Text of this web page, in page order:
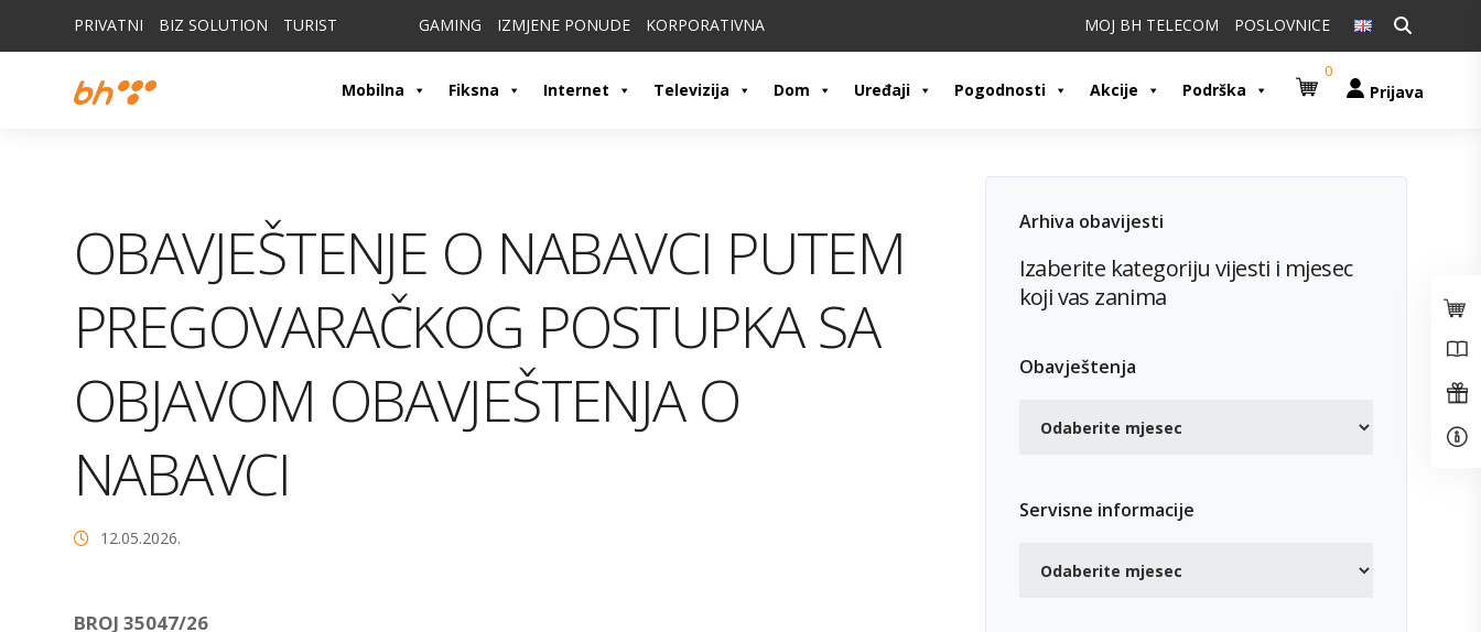
PRIVATNI BIZ SOLUTION TURIST GAMING IZMJENE PONUDE KORPORATIVNA Pretraži:
MOJ BH TELECOM POSLOVNICE
Mobilna Fiksna Internet Televizija Dom Uređaji Pogodnosti Akcije Podrška
0
Prijava
OBAVJEŠTENJE O NABAVCI PUTEM
PREGOVARAČKOG POSTUPKA SA
OBJAVOM OBAVJEŠTENJA O
NABAVCI
12.05.2026.
BROJ 35047/26
Arhiva obavijesti
Izaberite kategoriju vijesti i mjesec
koji vas zanima
Obavještenja
Servisne informacije